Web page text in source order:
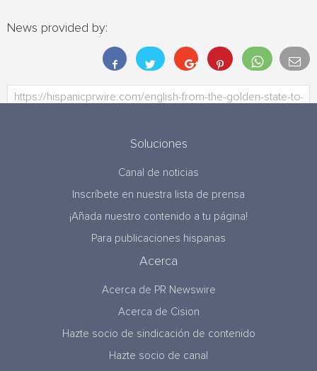
News provided by:
Soluciones
Canal de noticias
Inscríbete en nuestra lista de prensa
¡Añada nuestro contenido a tu página!
Para publicaciones hispanas
Acerca
Acerca de PR Newswire
Acerca de Cision
Hazte socio de sindicación de contenido
Hazte socio de canal